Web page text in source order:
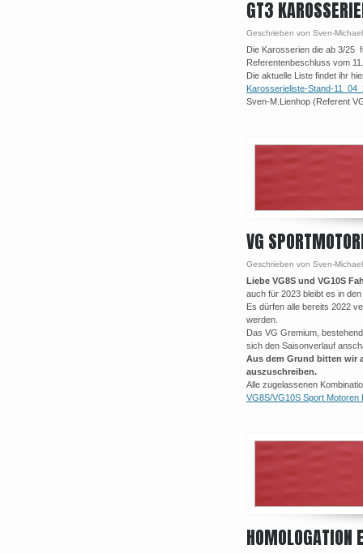
GT3
Geschrieben von Sven-
Die Karosserien die ab 3/25
Referentenbeschluss vom
Die aktuelle Liste findet ihr
Karosserieliste-Stand-
Sven-M.Lienhop (Referent
VG
Geschrieben von Sven-
Liebe VG8S und VG10S
auch für 2023 bleibt es in
Es dürfen alle bereits 2022
werden.
Das VG Gremium,
sich den Saisonverlauf
Aus dem Grund bitten wir
auszuschreiben.
Alle zugelassenen
VG8S/VG10S Sport Motoren
HOMOLOGATION